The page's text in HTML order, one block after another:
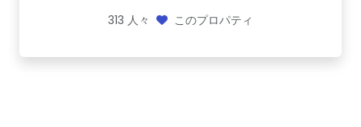
313 人々 このプロパティ